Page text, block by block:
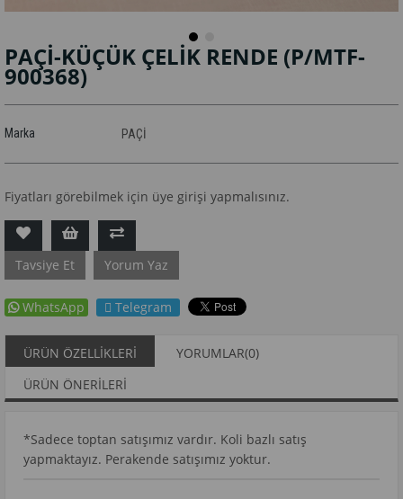
PAÇİ-KÜÇÜK ÇELİK RENDE (P/MTF-
900368)
Marka PAÇİ
Fiyatları görebilmek için üye girişi yapmalısınız.
Tavsiye Et Yorum Yaz
WhatsApp Telegram
ÜRÜN ÖZELLIKLERI YORUMLAR(0)
ÜRÜN ÖNERILERI
*Sadece toptan satışımız vardır. Koli bazlı satış
yapmaktayız. Perakende satışımız yoktur.